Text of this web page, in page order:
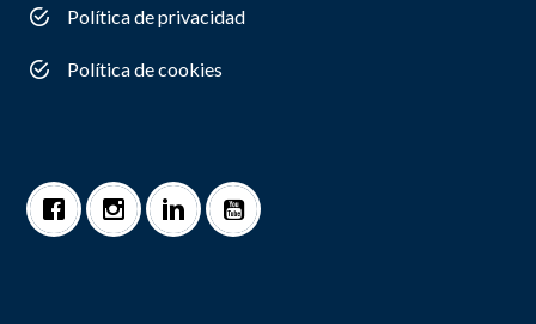
Política de privacidad
Política de cookies